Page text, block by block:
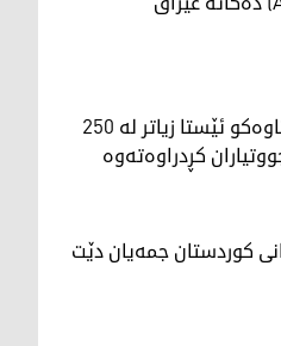
ژووری بازرگانیی هەولێر: تاوەکو ئێستا زیاتر لە 250
کڕدراوەتەوە
کوردستان جمەیان دێت